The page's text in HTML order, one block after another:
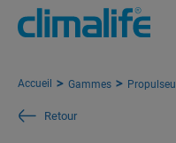
Accueil Gammes
Retour